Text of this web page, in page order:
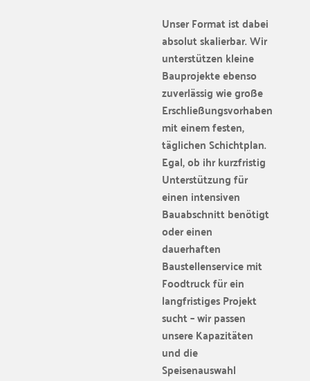
Unser Format ist dabei
absolut skalierbar. Wir
unterstützen kleine
Bauprojekte ebenso
zuverlässig wie große
Erschließungsvorhaben
mit einem festen,
täglichen Schichtplan.
Egal, ob ihr kurzfristig
Unterstützung für
einen intensiven
Bauabschnitt benötigt
oder einen
dauerhaften
Baustellenservice mit
Foodtruck für ein
langfristiges Projekt
sucht – wir passen
unsere Kapazitäten
und die
Speisenauswahl